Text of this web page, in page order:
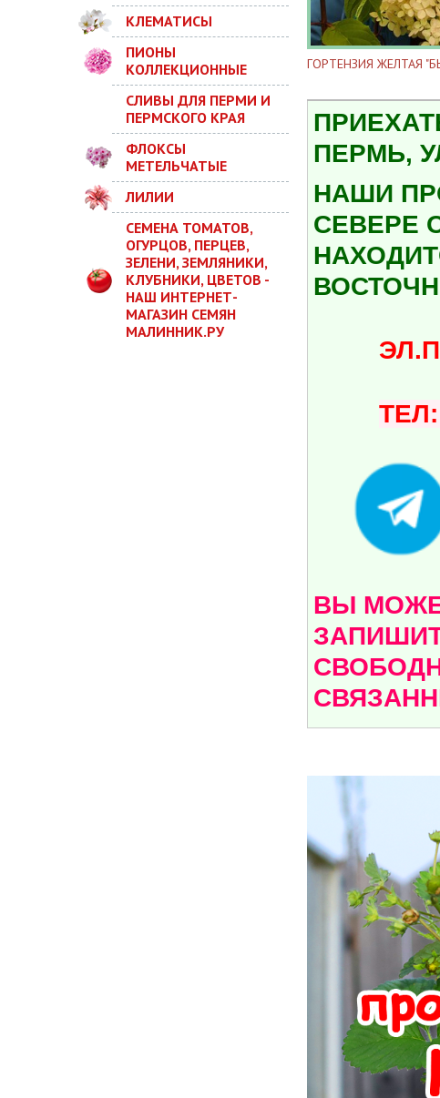
КЛЕМАТИСЫ
ПИОНЫ
КОЛЛЕКЦИОННЫЕ
СЛИВЫ ДЛЯ ПЕРМИ И
ПЕРМСКОГО КРАЯ
ФЛОКСЫ
МЕТЕЛЬЧАТЫЕ
ЛИЛИИ
СЕМЕНА ТОМАТОВ,
ОГУРЦОВ, ПЕРЦЕВ,
ЗЕЛЕНИ, ЗЕМЛЯНИКИ,
КЛУБНИКИ, ЦВЕТОВ -
НАШ ИНТЕРНЕТ-
МАГАЗИН СЕМЯН
МАЛИННИК.РУ
ГОРТЕНЗИЯ ЖЕЛТАЯ
ПЕРМЬ,
НАШИ
СЕВЕРЕ
ТЕЛ:
ВЫ